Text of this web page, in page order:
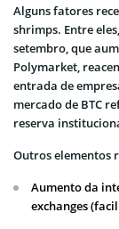
Alguns fatores
shrimps. Entre
setembro, que
Polymarket,
entrada de
mercado de BTC
reserva
Outros elementos
Aumento da
exchanges